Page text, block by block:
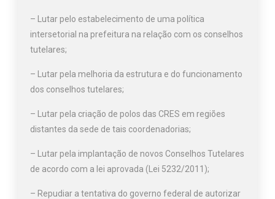
– Lutar pelo estabelecimento de uma política
intersetorial na prefeitura na relação com os conselhos
tutelares;
– Lutar pela melhoria da estrutura e do funcionamento
dos conselhos tutelares;
– Lutar pela criação de polos das CRES em regiões
distantes da sede de tais coordenadorias;
– Lutar pela implantação de novos Conselhos Tutelares
de acordo com a lei aprovada (Lei 5232/2011);
– Repudiar a tentativa do governo federal de autorizar